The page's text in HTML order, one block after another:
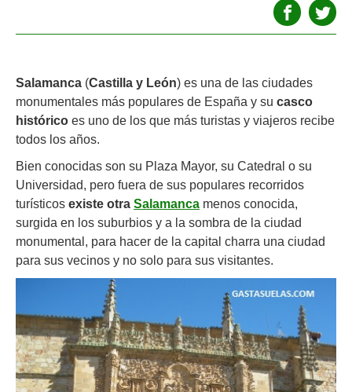
Salamanca (Castilla y León) es una de las ciudades
monumentales más populares de España y su casco
histórico es uno de los que más turistas y viajeros recibe
todos los años.
Bien conocidas son su Plaza Mayor, su Catedral o su
Universidad, pero fuera de sus populares recorridos
turísticos existe otra Salamanca menos conocida,
surgida en los suburbios y a la sombra de la ciudad
monumental, para hacer de la capital charra una ciudad
para sus vecinos y no solo para sus visitantes.